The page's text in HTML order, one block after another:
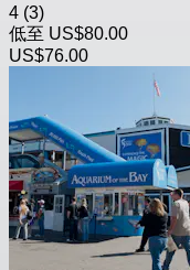
4 (3)
低至 US$80.00
US$76.00